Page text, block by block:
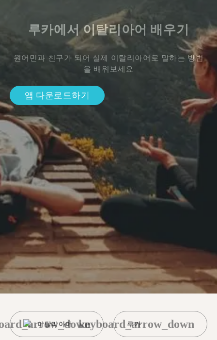
루카에서 이탈리아어 배우기
원어민과 친구가 되어 실제 이탈리아어로 말하는 방법
을 배워보세요
앱 다운로드하기
이탈리아어 루카
keyboard_arrow_down